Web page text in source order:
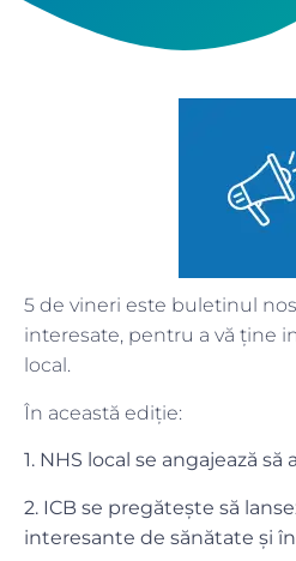
5 de vineri este buletinul
interesate, pentru a vă ține
local.
În această ediție:
1. NHS local se angajează să
2. ICB se pregătește să
interesante de sănătate și